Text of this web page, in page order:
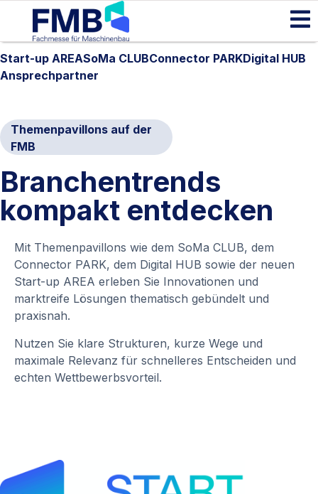
Start-up AREASoMa CLUBConnector PARKDigital HUB
Ansprechpartner
Themenpavillons auf der
FMB
Branchentrends
kompakt entdecken
Mit Themenpavillons wie dem SoMa CLUB, dem
Connector PARK, dem Digital HUB sowie der neuen
Start-up AREA erleben Sie Innovationen und
marktreife Lösungen thematisch gebündelt und
praxisnah.
Nutzen Sie klare Strukturen, kurze Wege und
maximale Relevanz für schnelleres Entscheiden und
echten Wettbewerbsvorteil.